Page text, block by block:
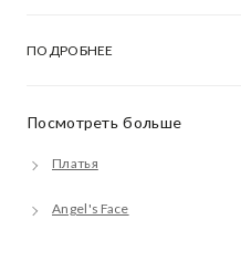
Посмотреть больше
Платья
Angel's Face
ПОДРОБНЕЕ